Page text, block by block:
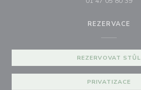
REZERVACE
REZERVOVAT STŮL
PRIVATIZACE